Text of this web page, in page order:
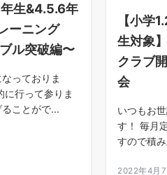
年生&4.5.6年
ーニング
ル突破編〜
っておりま
に行って参りま
ことがで...
【小学
生対象
クラブ
会
いつもお
す！ 毎月
すので積
2022年4月7